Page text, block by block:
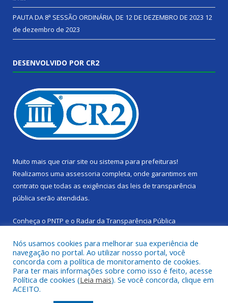
PAUTA DA 8ª SESSÃO ORDINÁRIA, DE 12 DE DEZEMBRO DE 2023 12
de dezembro de 2023
DESENVOLVIDO POR CR2
Muito mais que criar site ou sistema para prefeituras!
Realizamos uma assessoria completa, onde garantimos em
contrato que todas as exigências das leis de transparência
pública serão atendidas.
Conheça o PNTP e o Radar da Transparência Pública
Todos os direitos reservados a Câmara Municipal de Cachoeira
do Piriá.
Nós usamos cookies para melhorar sua experiência de
navegação no portal. Ao utilizar nosso portal, você
concorda com a política de monitoramento de cookies.
Para ter mais informações sobre como isso é feito, acesse
Política de cookies (Leia mais). Se você concorda, clique em
ACEITO.